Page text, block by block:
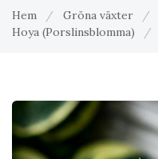
Hem / Gröna växter /
Hoya (Porslinsblomma)
/